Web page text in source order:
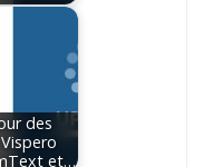
des
et…